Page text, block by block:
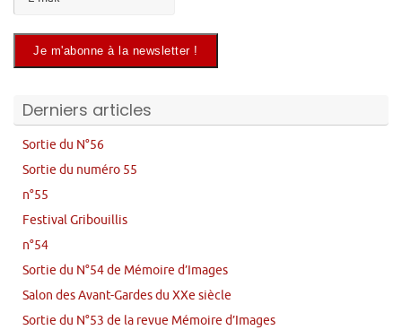
Derniers articles
Sortie du N°56
Sortie du numéro 55
n°55
Festival Gribouillis
n°54
Sortie du N°54 de Mémoire d’Images
Salon des Avant-Gardes du XXe siècle
Sortie du N°53 de la revue Mémoire d’Images